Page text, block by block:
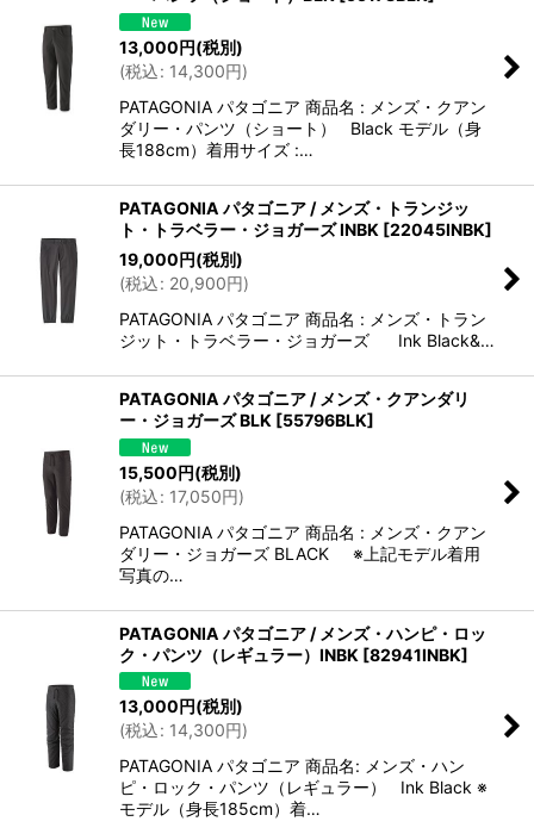
13,000円(税別)
(税込: 14,300円)
PATAGONIA パタゴニア 商品名 : メンズ・クアン
ダリー・パンツ（ショート） Black モデル（身
長188cm）着用サイズ :…
PATAGONIA パタゴニア / メンズ・トランジッ
ト・トラベラー・ジョガーズ INBK [22045INBK]
19,000円(税別)
(税込: 20,900円)
PATAGONIA パタゴニア 商品名 : メンズ・トラン
ジット・トラベラー・ジョガーズ Ink Black&…
PATAGONIA パタゴニア / メンズ・クアンダリ
ー・ジョガーズ BLK [55796BLK]
15,500円(税別)
(税込: 17,050円)
PATAGONIA パタゴニア 商品名 : メンズ・クアン
ダリー・ジョガーズ BLACK ※上記モデル着用
写真の…
PATAGONIA パタゴニア / メンズ・ハンピ・ロッ
ク・パンツ（レギュラー）INBK [82941INBK]
13,000円(税別)
(税込: 14,300円)
PATAGONIA パタゴニア 商品名: メンズ・ハン
ピ・ロック・パンツ（レギュラー） Ink Black ※
モデル（身長185cm）着…